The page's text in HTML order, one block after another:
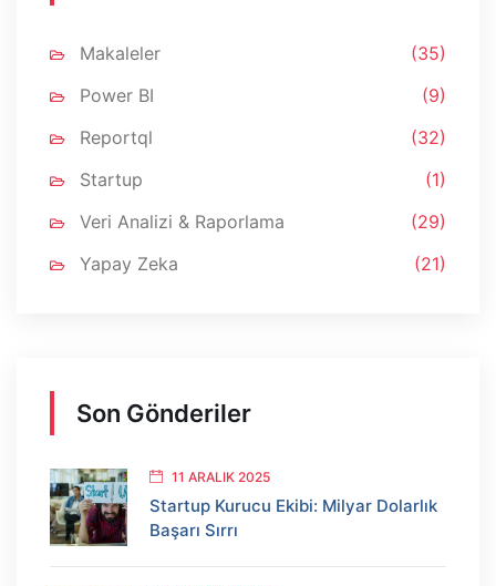
Makaleler
(35)
Power BI
(9)
Reportql
(32)
Startup
(1)
Veri Analizi & Raporlama
(29)
Yapay Zeka
(21)
Son Gönderiler
11 ARALIK 2025
Startup Kurucu Ekibi: Milyar Dolarlık
Başarı Sırrı